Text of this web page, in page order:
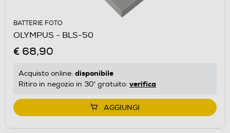
BATTERIE FOTO
OLYMPUS - BLS-50
€ 68,90
Acquisto online: disponibile
Ritiro in negozio in 30' gratuito: verifica
AGGIUNGI